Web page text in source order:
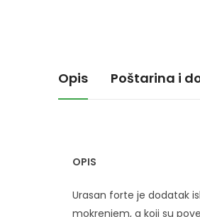
Opis Poštarina i
OPIS
Urasan forte je dodatak
mokrenjem, a koji su